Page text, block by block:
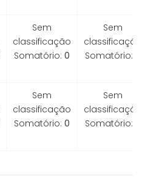
Sem
classificação
Somatório: 0
Sem
classificação
Somatório:
Sem
classificação
Somatório: 0
Sem
classificação
Somatório: